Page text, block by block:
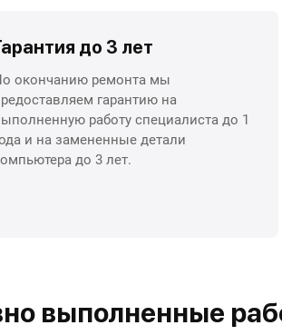
до 3 лет
окончанию ремонта мы
гарантию на
работу специалиста до 1
и на замененные детали
до 3 лет.
выполненные